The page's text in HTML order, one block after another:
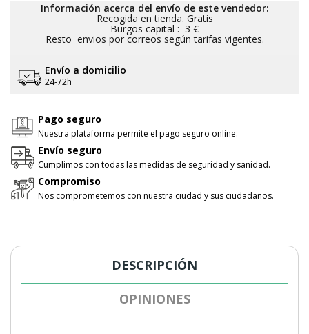
Información acerca del envío de este vendedor:
Recogida en tienda. Gratis
Burgos capital : 3 €
Resto envios por correos según tarifas vigentes.
Envío a domicilio
24-72h
Pago seguro
Nuestra plataforma permite el pago seguro online.
Envío seguro
Cumplimos con todas las medidas de seguridad y sanidad.
Compromiso
Nos comprometemos con nuestra ciudad y sus ciudadanos.
DESCRIPCIÓN
OPINIONES